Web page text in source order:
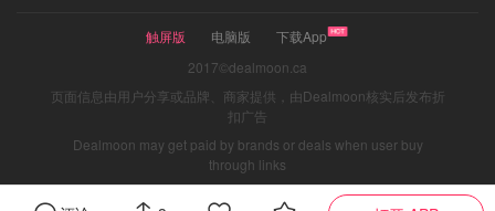
根据你的申请，该程序将计算可以获批的最高贷款金额。需
要注意的是，部分贷款可以预先交付给摸，以便向承包商支
付适用的预付款。贷款余额将在改造成功完成后交付，并通
过改造后评估进行验证。
你可以提前使用部分贷款资金来支付前期费用，例如向承包
触屏版 电脑版
下载App
2017©dealmoon.ca
页面信息由用户分享或品牌、商家提供，由Dealmoon核实后发布折
扣广告
Dealmoon may get paid by brands or deals when user buy
through links